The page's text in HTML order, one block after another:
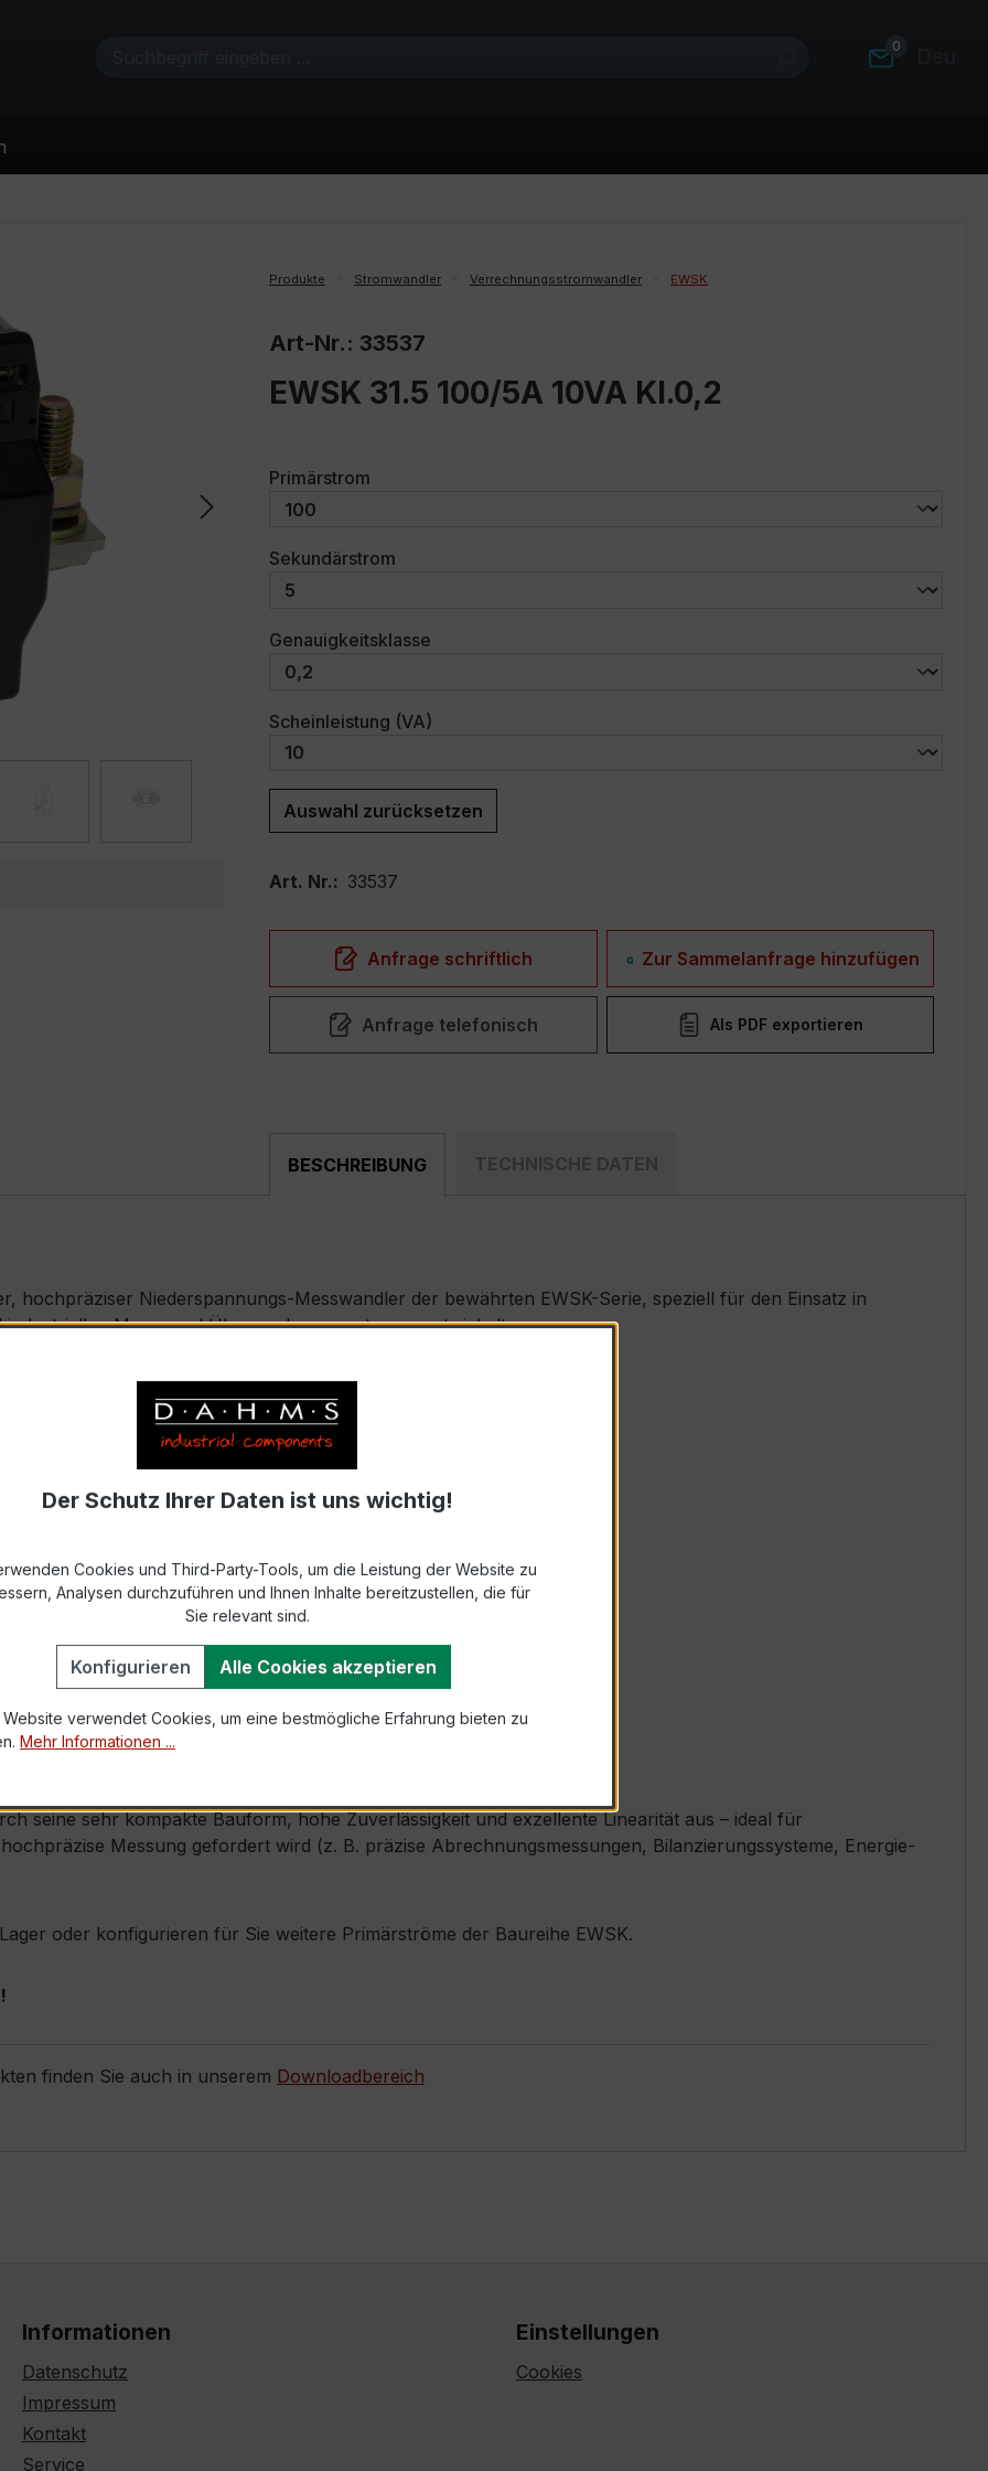
0
Produkte Stromwandler Verrechnungsstromwandler EWSK
Art-Nr.: 33537
EWSK 31.5 100/5A 10VA Kl.0,2
Primärstrom
Sekundärstrom
Genauigkeitsklasse
Scheinleistung (VA)
Auswahl zurücksetzen
Art. Nr.: 33537
Anfrage schriftlich Zur Sammelanfrage hinzufügen
Anfrage telefonisch Als PDF exportieren
BESCHREIBUNG TECHNISCHE DATEN
hochpräziser Niederspannungs-Messwandler der bewährten EWSK-Serie, speziell für den Einsatz in
Mess- und Überwachungssystemen entwickelt.
31.5
100 A, Sekundärnennstrom 5 A)
2 bzw. DIN EN 61869-2)
Ø 31 mm (Fensterdurchführung)
× Ipr (Dauerstrom 1 × Primärnennstrom)
× Tiefe 40 mm
inkl. Isolierschutzkappe
seine sehr kompakte Bauform, hohe Zuverlässigkeit und exzellente Linearität aus – ideal für
Messung gefordert wird (z. B. präzise Abrechnungsmessungen, Bilanzierungssysteme, Energie-
oder konfigurieren für Sie weitere Primärströme der Baureihe EWSK.
finden Sie auch in unserem Downloadbereich
Informationen
Datenschutz
Impressum
Kontakt
Service
Einstellungen
Cookies
Der Schutz Ihrer Daten ist uns wichtig!
Cookies und Third-Party-Tools, um die Leistung der Website zu
Analysen durchzuführen und Ihnen Inhalte bereitzustellen, die für
Sie relevant sind.
Konfigurieren Alle Cookies akzeptieren
Website verwendet Cookies, um eine bestmögliche Erfahrung bieten zu
Mehr Informationen ...